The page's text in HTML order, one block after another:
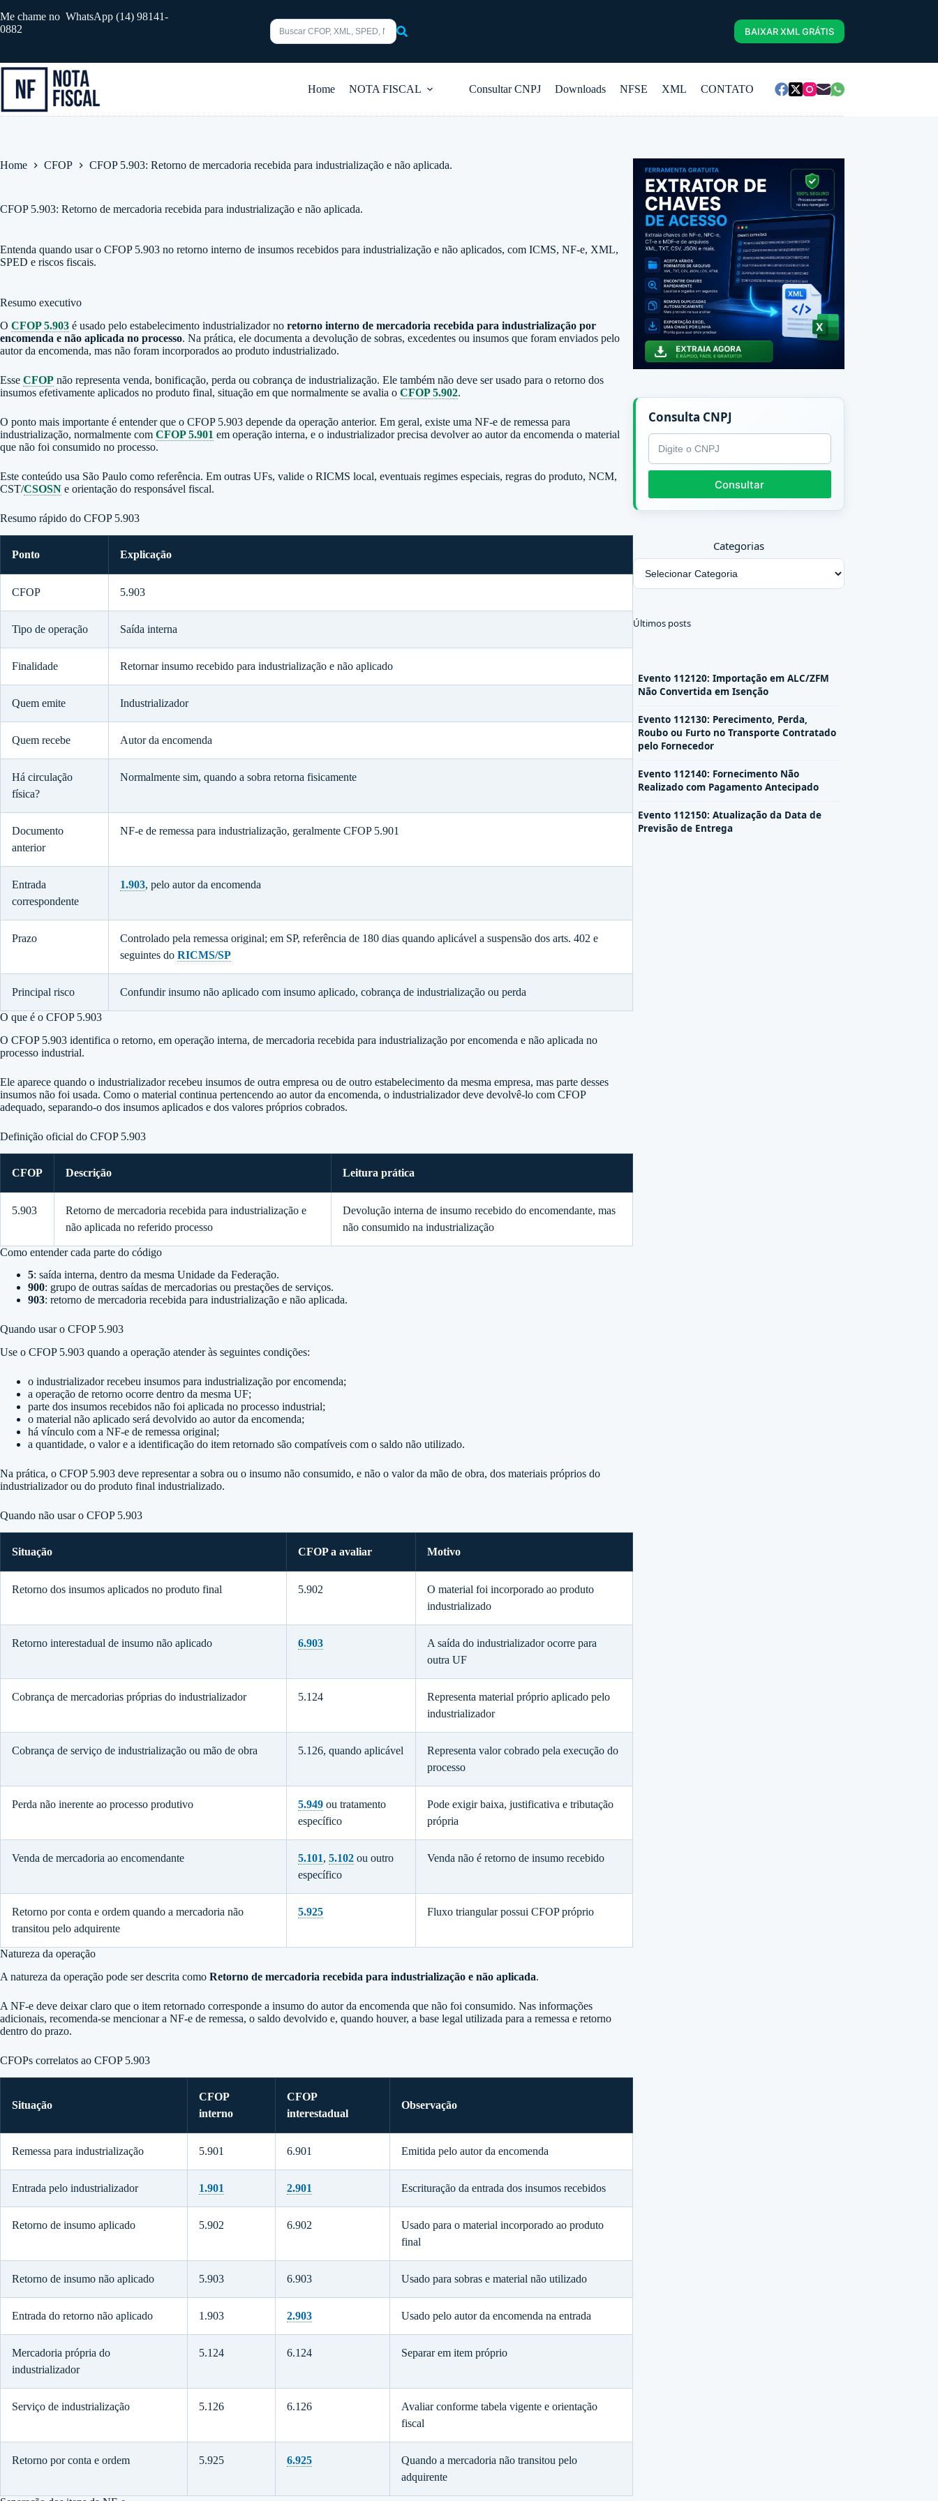
para
o
Me chame no WhatsApp (14) 98141-
0882
resultados
BAIXAR XML GRÁTIS
Home NOTA FISCAL Consultar CNPJ Downloads NFSE XML CONTATO
Home CFOP CFOP 5.903: Retorno de mercadoria recebida para industrialização e não aplicada.
CFOP 5.903: Retorno de mercadoria recebida para industrialização e não aplicada.
Entenda quando usar o CFOP 5.903 no retorno interno de insumos recebidos para industrialização e não aplicados, com ICMS, NF-e, XML,
SPED e riscos fiscais.
Resumo executivo
O CFOP 5.903 é usado pelo estabelecimento industrializador no retorno interno de mercadoria recebida para industrialização por
encomenda e não aplicada no processo. Na prática, ele documenta a devolução de sobras, excedentes ou insumos que foram enviados pelo
autor da encomenda, mas não foram incorporados ao produto industrializado.
Esse CFOP não representa venda, bonificação, perda ou cobrança de industrialização. Ele também não deve ser usado para o retorno dos
insumos efetivamente aplicados no produto final, situação em que normalmente se avalia o CFOP 5.902.
O ponto mais importante é entender que o CFOP 5.903 depende da operação anterior. Em geral, existe uma NF-e de remessa para
industrialização, normalmente com CFOP 5.901 em operação interna, e o industrializador precisa devolver ao autor da encomenda o material
que não foi consumido no processo.
Este conteúdo usa São Paulo como referência. Em outras UFs, valide o RICMS local, eventuais regimes especiais, regras do produto, NCM,
CST/CSOSN e orientação do responsável fiscal.
Resumo rápido do CFOP 5.903
Ponto Explicação
CFOP 5.903
Tipo de operação Saída interna
Finalidade Retornar insumo recebido para industrialização e não aplicado
Quem emite Industrializador
Quem recebe Autor da encomenda
Há circulação
física?
Normalmente sim, quando a sobra retorna fisicamente
Documento
anterior
NF-e de remessa para industrialização, geralmente CFOP 5.901
Entrada
correspondente
1.903, pelo autor da encomenda
Prazo
Controlado pela remessa original; em SP, referência de 180 dias quando aplicável a suspensão dos arts. 402 e
seguintes do RICMS/SP
Principal risco Confundir insumo não aplicado com insumo aplicado, cobrança de industrialização ou perda
O que é o CFOP 5.903
O CFOP 5.903 identifica o retorno, em operação interna, de mercadoria recebida para industrialização por encomenda e não aplicada no
processo industrial.
Ele aparece quando o industrializador recebeu insumos de outra empresa ou de outro estabelecimento da mesma empresa, mas parte desses
insumos não foi usada. Como o material continua pertencendo ao autor da encomenda, o industrializador deve devolvê-lo com CFOP
adequado, separando-o dos insumos aplicados e dos valores próprios cobrados.
Definição oficial do CFOP 5.903
CFOP Descrição Leitura prática
5.903
Retorno de mercadoria recebida para industrialização e
não aplicada no referido processo
Devolução interna de insumo recebido do encomendante, mas
não consumido na industrialização
Como entender cada parte do código
5: saída interna, dentro da mesma Unidade da Federação.
900: grupo de outras saídas de mercadorias ou prestações de serviços.
903: retorno de mercadoria recebida para industrialização e não aplicada.
Quando usar o CFOP 5.903
Use o CFOP 5.903 quando a operação atender às seguintes condições:
o industrializador recebeu insumos para industrialização por encomenda;
a operação de retorno ocorre dentro da mesma UF;
parte dos insumos recebidos não foi aplicada no processo industrial;
o material não aplicado será devolvido ao autor da encomenda;
há vínculo com a NF-e de remessa original;
a quantidade, o valor e a identificação do item retornado são compatíveis com o saldo não utilizado.
Na prática, o CFOP 5.903 deve representar a sobra ou o insumo não consumido, e não o valor da mão de obra, dos materiais próprios do
industrializador ou do produto final industrializado.
Quando não usar o CFOP 5.903
Situação CFOP a avaliar Motivo
Retorno dos insumos aplicados no produto final 5.902
O material foi incorporado ao produto
industrializado
Retorno interestadual de insumo não aplicado 6.903
A saída do industrializador ocorre para
outra UF
Cobrança de mercadorias próprias do industrializador 5.124
Representa material próprio aplicado pelo
industrializador
Cobrança de serviço de industrialização ou mão de obra 5.126, quando aplicável
Representa valor cobrado pela execução do
processo
Perda não inerente ao processo produtivo 5.949 ou tratamento
específico
Pode exigir baixa, justificativa e tributação
própria
Venda de mercadoria ao encomendante 5.101, 5.102 ou outro
específico
Venda não é retorno de insumo recebido
Retorno por conta e ordem quando a mercadoria não
transitou pelo adquirente
5.925 Fluxo triangular possui CFOP próprio
Natureza da operação
A natureza da operação pode ser descrita como Retorno de mercadoria recebida para industrialização e não aplicada.
A NF-e deve deixar claro que o item retornado corresponde a insumo do autor da encomenda que não foi consumido. Nas informações
adicionais, recomenda-se mencionar a NF-e de remessa, o saldo devolvido e, quando houver, a base legal utilizada para a remessa e retorno
dentro do prazo.
CFOPs correlatos ao CFOP 5.903
Situação
CFOP
interno
CFOP
interestadual
Observação
Remessa para industrialização 5.901 6.901 Emitida pelo autor da encomenda
Entrada pelo industrializador 1.901 2.901 Escrituração da entrada dos insumos recebidos
Retorno de insumo aplicado 5.902 6.902
Usado para o material incorporado ao produto
final
Retorno de insumo não aplicado 5.903 6.903 Usado para sobras e material não utilizado
Entrada do retorno não aplicado 1.903 2.903 Usado pelo autor da encomenda na entrada
Mercadoria própria do
industrializador
5.124 6.124 Separar em item próprio
Serviço de industrialização 5.126 6.126
Avaliar conforme tabela vigente e orientação
fiscal
Retorno por conta e ordem 5.925 6.925
Quando a mercadoria não transitou pelo
adquirente
Consulta CNPJ
CNPJ
Consultar
Categorias
Últimos posts
Evento 112120: Importação em ALC/ZFM
Não Convertida em Isenção
Evento 112130: Perecimento, Perda,
Roubo ou Furto no Transporte Contratado
pelo Fornecedor
Evento 112140: Fornecimento Não
Realizado com Pagamento Antecipado
Evento 112150: Atualização da Data de
Previsão de Entrega